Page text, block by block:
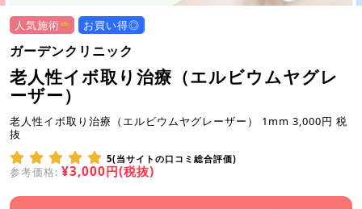
人気施術 お買い得◎
ガーデンクリニック
老人性イボ取り治療（エルビウムヤグレ
ーザー）
老人性イボ取り治療（エルビウムヤグレーザー） 1mm 3,000円 税
抜
5(当サイトの口コミ総合評価)
参考価格: ¥3,000円(税抜)